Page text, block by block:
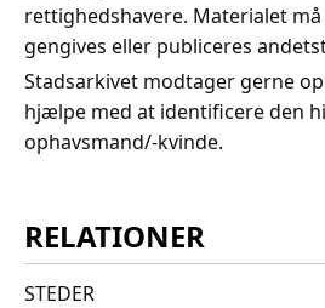
rettighedshavere. Materialet
gengives eller publiceres
Stadsarkivet modtager gerne
hjælpe med at identificere den
ophavsmand/-kvinde.
RELATIONER
STEDER